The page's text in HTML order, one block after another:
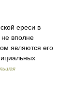
ереси в
не вполне
являются его